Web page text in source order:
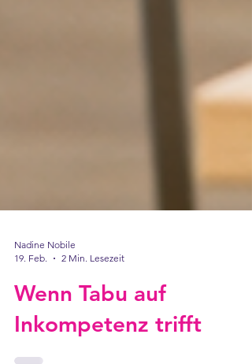
Nadine Nobile
19. Feb.
Wenn Tabu auf